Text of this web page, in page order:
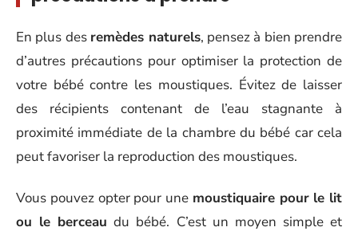
En plus des remèdes naturels, pensez à bien prendre
d’autres précautions pour optimiser la protection de
votre bébé contre les moustiques. Évitez de laisser
des récipients contenant de l’eau stagnante à
proximité immédiate de la chambre du bébé car cela
peut favoriser la reproduction des moustiques.
Vous pouvez opter pour une moustiquaire pour le lit
ou le berceau du bébé. C’est un moyen simple et